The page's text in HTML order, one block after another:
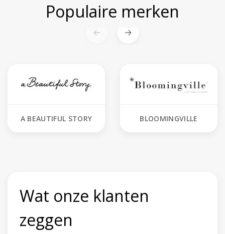
Populaire merken
A BEAUTIFUL STORY BLOOMINGVILLE
Wat onze klanten
zeggen